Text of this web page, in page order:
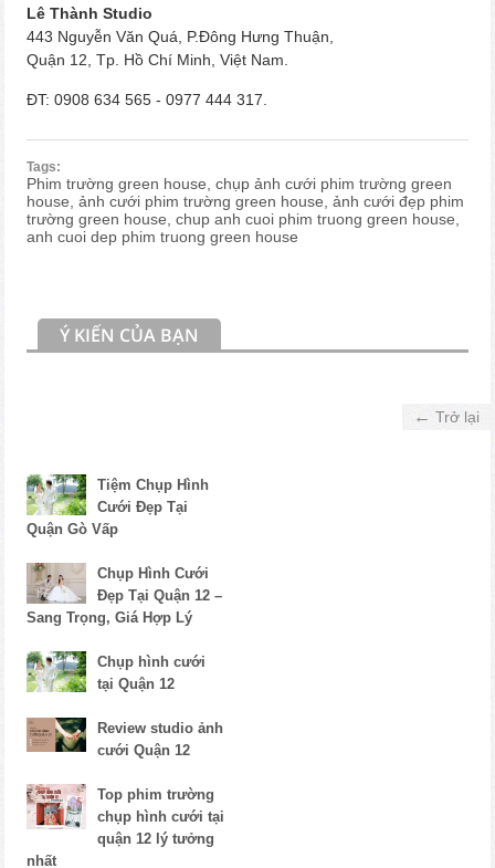
Lê Thành Studio
443 Nguyễn Văn Quá, P.Đông Hưng Thuận,
Quận 12, Tp. Hồ Chí Minh, Việt Nam.
ĐT: 0908 634 565 - 0977 444 317.
Tags:
Phim trường green house, chụp ảnh cưới phim trường green
house, ảnh cưới phim trường green house, ảnh cưới đẹp phim
trường green house, chup anh cuoi phim truong green house,
anh cuoi dep phim truong green house
Ý KIẾN CỦA BẠN
← Trở lại
Tiệm Chụp Hình
Cưới Đẹp Tại
Quận Gò Vấp
Chụp Hình Cưới
Đẹp Tại Quận 12 –
Sang Trọng, Giá Hợp Lý
Chụp hình cưới
tại Quận 12
Review studio ảnh
cưới Quận 12
Top phim trường
chụp hình cưới tại
quận 12 lý tưởng
nhất